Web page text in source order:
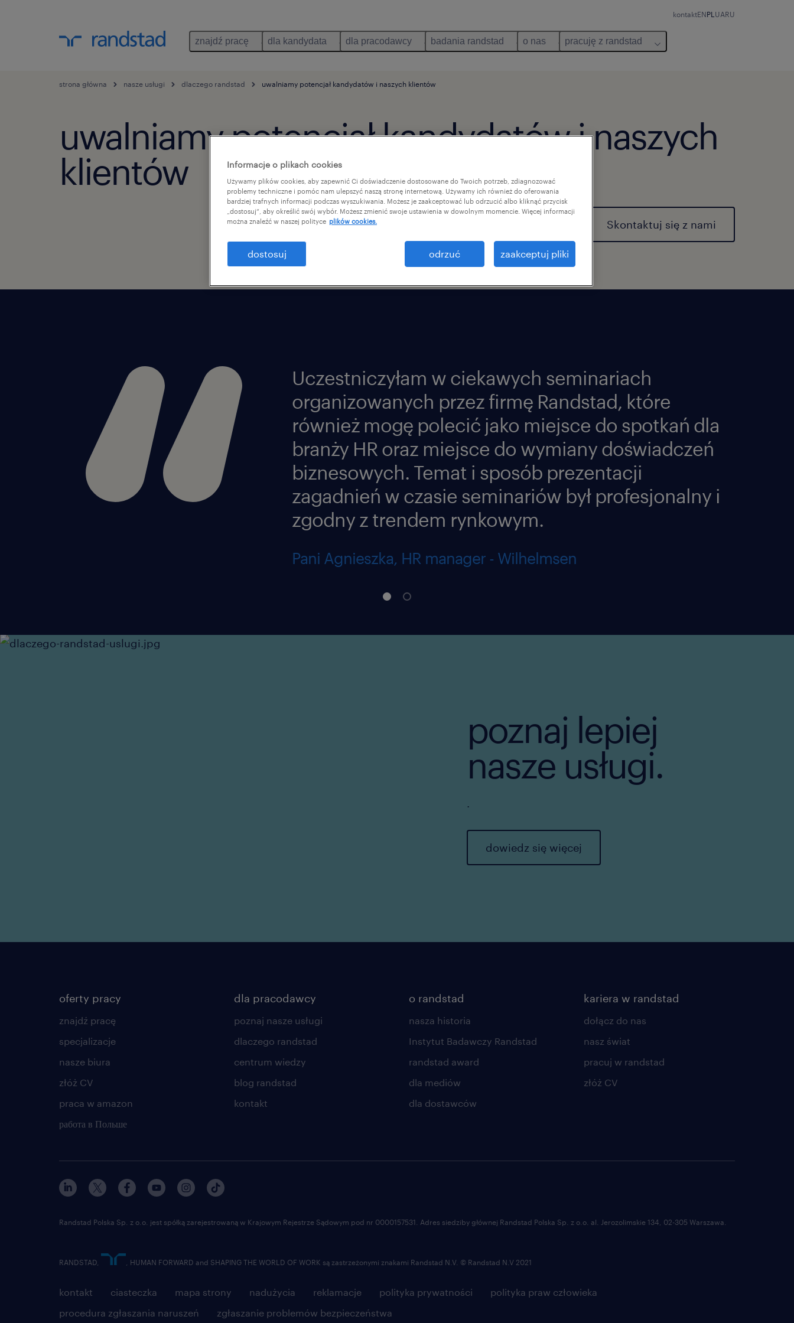
kontaktENPL UARU
znajdź pracę dla kandydata dla pracodawcy badania randstad o nas pracuję z randstad
strona główna nasze usługi dlaczego randstad uwalniamy potencjał kandydatów i naszych klientów
uwalniamy potencjał kandydatów i naszych
klientów
Skontaktuj się z nami
Uczestniczyłam w ciekawych seminariach
organizowanych przez firmę Randstad, które
również mogę polecić jako miejsce do spotkań dla
branży HR oraz miejsce do wymiany doświadczeń
biznesowych. Temat i sposób prezentacji
zagadnień w czasie seminariów był profesjonalny i
zgodny z trendem rynkowym.
Pani Agnieszka, HR manager - Wilhelmsen
poznaj lepiej
nasze usługi.
.
dowiedz się więcej
oferty pracy
znajdź pracę
specjalizacje
nasze biura
złóż CV
praca w amazon
работа в Польше
dla pracodawcy
poznaj nasze usługi
dlaczego randstad
centrum wiedzy
blog randstad
kontakt
o randstad
nasza historia
Instytut Badawczy Randstad
randstad award
dla mediów
dla dostawców
kariera w randstad
dołącz do nas
nasz świat
pracuj w randstad
złóż CV
kontakt ciasteczka mapa strony nadużycia reklamacje polityka prywatności
polityka praw człowieka
procedura zgłaszania naruszeń
zgłaszanie problemów bezpieczeństwa
Randstad Polska Sp. z o.o. jest spółką zarejestrowaną w Krajowym Rejestrze Sądowym pod nr 0000157531. Adres siedziby głównej Randstad Polska Sp. z o.o. al. Jerozolimskie 134, 02-305 Warszawa.
RANDSTAD, , HUMAN FORWARD and SHAPING THE WORLD OF WORK są zastrzeżonymi znakami Randstad N.V. © Randstad N.V 2021
Informacje o plikach cookies
Używamy plików cookies, aby zapewnić Ci doświadczenie dostosowane do Twoich potrzeb, zdiagnozować
problemy techniczne i pomóc nam ulepszyć naszą stronę internetową. Używamy ich również do oferowania
bardziej trafnych informacji podczas wyszukiwania. Możesz je zaakceptować lub odrzucić albo kliknąć przycisk
„dostosuj”, aby określić swój wybór. Możesz zmienić swoje ustawienia w dowolnym momencie. Więcej informacji
można znaleźć w naszej polityce plików cookies.
dostosuj odrzuć zaakceptuj pliki